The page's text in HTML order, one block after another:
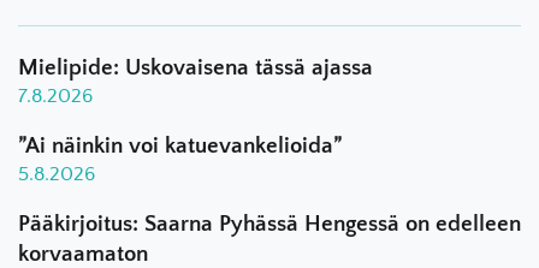
Mielipide: Uskovaisena tässä ajassa
7.8.2026
”Ai näinkin voi katuevankelioida”
5.8.2026
Pääkirjoitus: Saarna Pyhässä Hengessä on edelleen
korvaamaton